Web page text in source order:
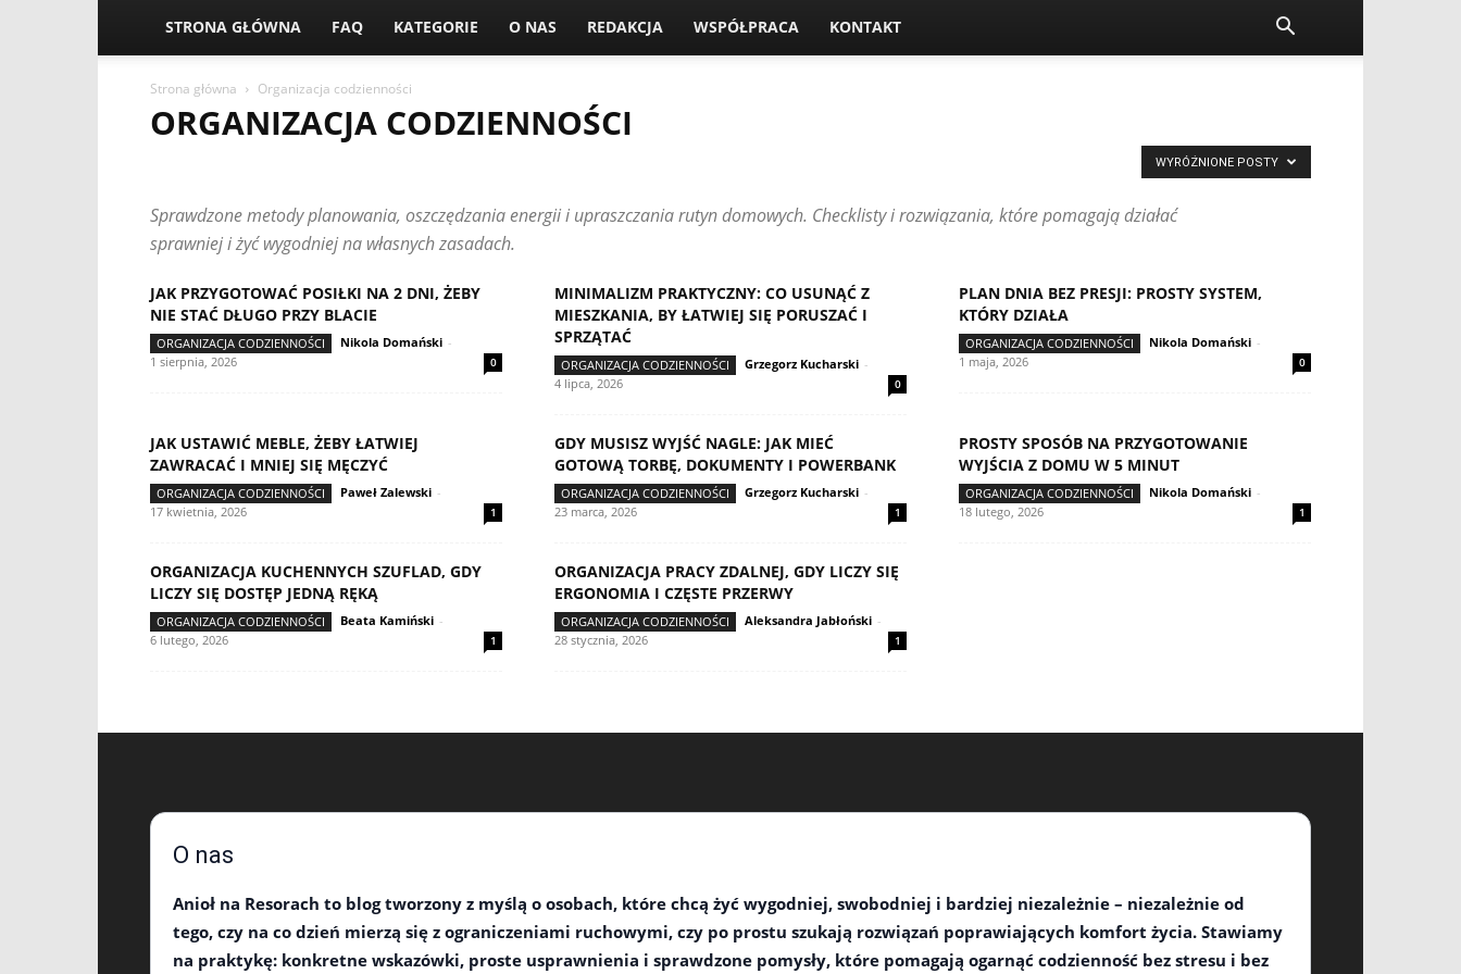
STRONA GŁÓWNA FAQ KATEGORIE O NAS REDAKCJA WSPÓŁPRACA KONTAKT
Strona główna Organizacja codzienności
ORGANIZACJA CODZIENNOŚCI
ZAKUPY I DOFINANSOWANIA
ZDROWIE I KOMFORT
Sprawdzone metody planowania, oszczędzania energii i upraszczania rutyn domowych. Checklisty i rozwiązania, które pomagają działać
sprawniej i żyć wygodniej na własnych zasadach.
WYRÓŻNIONE POSTY
JAK PRZYGOTOWAĆ POSIŁKI NA 2 DNI, ŻEBY
NIE STAĆ DŁUGO PRZY BLACIE
ORGANIZACJA CODZIENNOŚCI Nikola Domański -
1 sierpnia, 2026
0
MINIMALIZM PRAKTYCZNY: CO USUNĄĆ Z
MIESZKANIA, BY ŁATWIEJ SIĘ PORUSZAĆ I
SPRZĄTAĆ
ORGANIZACJA CODZIENNOŚCI Grzegorz Kucharski -
4 lipca, 2026
0
PLAN DNIA BEZ PRESJI: PROSTY SYSTEM,
KTÓRY DZIAŁA
ORGANIZACJA CODZIENNOŚCI Nikola Domański -
1 maja, 2026
0
JAK USTAWIĆ MEBLE, ŻEBY ŁATWIEJ
ZAWRACAĆ I MNIEJ SIĘ MĘCZYĆ
ORGANIZACJA CODZIENNOŚCI Paweł Zalewski -
17 kwietnia, 2026
1
GDY MUSISZ WYJŚĆ NAGLE: JAK MIEĆ
GOTOWĄ TORBĘ, DOKUMENTY I POWERBANK
ORGANIZACJA CODZIENNOŚCI Grzegorz Kucharski -
23 marca, 2026
1
PROSTY SPOSÓB NA PRZYGOTOWANIE
WYJŚCIA Z DOMU W 5 MINUT
ORGANIZACJA CODZIENNOŚCI Nikola Domański -
18 lutego, 2026
1
ORGANIZACJA KUCHENNYCH SZUFLAD, GDY
LICZY SIĘ DOSTĘP JEDNĄ RĘKĄ
ORGANIZACJA CODZIENNOŚCI Beata Kamiński -
6 lutego, 2026
1
ORGANIZACJA PRACY ZDALNEJ, GDY LICZY SIĘ
ERGONOMIA I CZĘSTE PRZERWY
ORGANIZACJA CODZIENNOŚCI Aleksandra Jabłoński -
28 stycznia, 2026
1
O nas
Anioł na Resorach to blog tworzony z myślą o osobach, które chcą żyć wygodniej, swobodniej i bardziej niezależnie – niezależnie od
tego, czy na co dzień mierzą się z ograniczeniami ruchowymi, czy po prostu szukają rozwiązań poprawiających komfort życia. Stawiamy
na praktykę: konkretne wskazówki, proste usprawnienia i sprawdzone pomysły, które pomagają ogarnąć codzienność bez stresu i bez